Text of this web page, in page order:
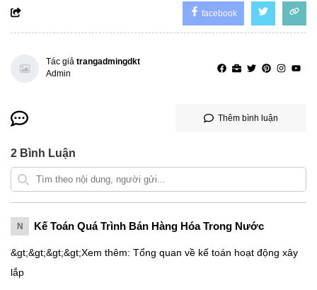
facebook
Tác giả trangadmingdkt
Admin
Thêm bình luận
2 Bình Luận
N Kế Toán Quá Trình Bán Hàng Hóa Trong Nước
&gt;&gt;&gt;&gt;Xem thêm: Tổng quan về kế toán hoạt động xây
lắp